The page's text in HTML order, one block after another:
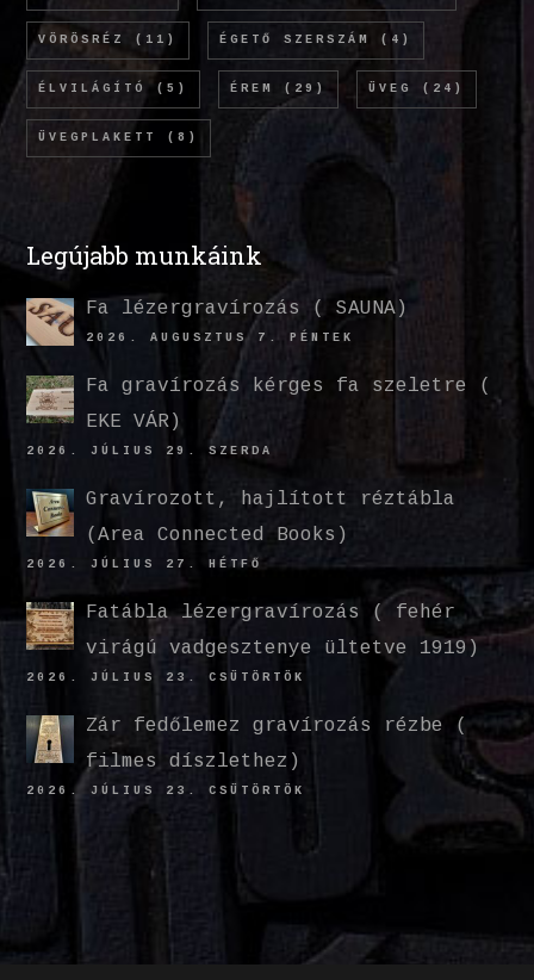
VÖRÖSRÉZ (11) ÉGETŐ SZERSZÁM (4)
ÉLVILÁGÍTÓ (5) ÉREM (29) ÜVEG (24)
ÜVEGPLAKETT (8)
Legújabb munkáink
Fa lézergravírozás ( SAUNA)
2026. AUGUSZTUS 7. PÉNTEK
Fa gravírozás kérges fa szeletre (
EKE VÁR)
2026. JÚLIUS 29. SZERDA
Gravírozott, hajlított réztábla
(Area Connected Books)
2026. JÚLIUS 27. HÉTFŐ
Fatábla lézergravírozás ( fehér
virágú vadgesztenye ültetve 1919)
2026. JÚLIUS 23. CSÜTÖRTÖK
Zár fedőlemez gravírozás rézbe (
filmes díszlethez)
2026. JÚLIUS 23. CSÜTÖRTÖK